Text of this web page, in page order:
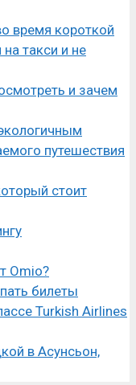
время короткой
такси и не
и зачем
путешествия
стоит
Omio?
билеты
Turkish Airlines
в Асунсьон,